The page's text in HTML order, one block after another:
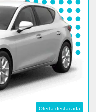
Oferta destacada